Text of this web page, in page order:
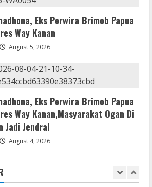
Eks Perwira Brimob Papua
Way Kanan
August 5, 2026
Eks Perwira Brimob Papua
Way Kanan,Masyarakat Ogan Di
Jadi Jendral
August 4, 2026
Lan
Dune: Awakening FitGirl Repack +Patch
Direct Link 2026
August 7, 2026
Serialers
jv16 PowerTools Free[Activated]
August 7, 2026
Resettools
Vpn One Click Cracked x86-x64 [no